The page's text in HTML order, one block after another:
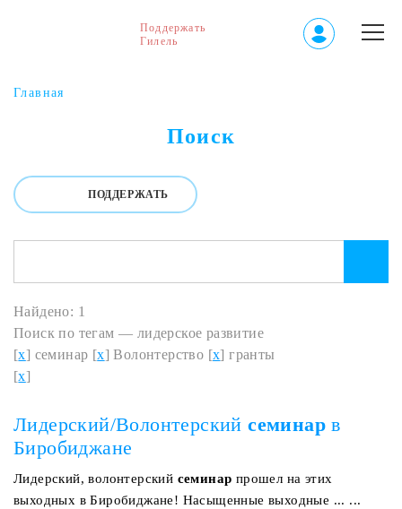
Поддержать
Гилель
Главная
Поиск
ПОДДЕРЖАТЬ
Найдено: 1
Поиск по тегам — лидерское развитие
[x] семинар [x] Волонтерство [x] гранты
[x]
Лидерский/Волонтерскийсеминар в
Биробиджане
Лидерский, волонтерский семинар прошел на этих
выходных в Биробиджане! Насыщенные выходные ... ...